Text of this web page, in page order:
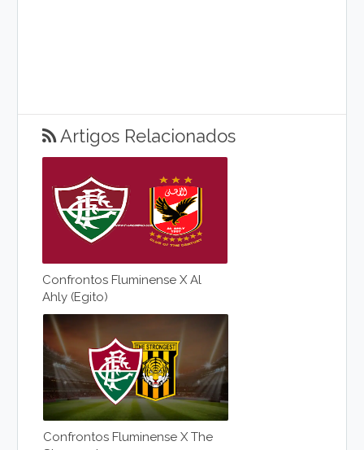
Artigos Relacionados
Confrontos Fluminense X Al
Ahly (Egito)
Confrontos Fluminense X The